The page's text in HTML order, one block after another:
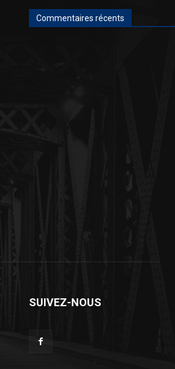
Commentaires récents
SUIVEZ-NOUS